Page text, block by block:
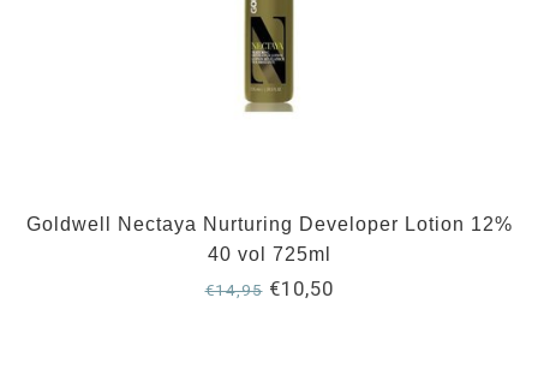
Goldwell Nectaya Nurturing Developer Lotion 12%
40 vol 725ml
€14,95€10,50